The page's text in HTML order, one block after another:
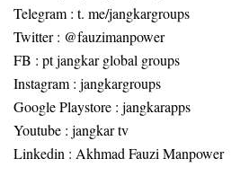
Telegram : t. me/jangkargroups
Twitter : @fauzimanpower
FB : pt jangkar global groups
Instagram : jangkargroups
Google Playstore : jangkarapps
Youtube : jangkar tv
Linkedin : Akhmad Fauzi Manpower